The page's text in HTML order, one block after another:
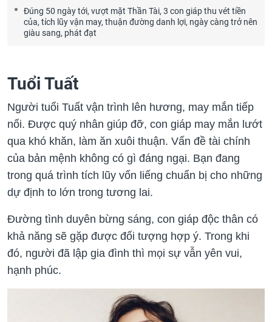
Đúng 50 ngày tới, vượt mặt Thần Tài, 3 con giáp thu vét tiền
của, tích lũy vận may, thuận đường danh lợi, ngày càng trở nên
giàu sang, phát đạt
Tuổi Tuất
Người tuổi Tuất vận trình lên hương, may mắn tiếp
nối. Được quý nhân giúp đỡ, con giáp may mắn lướt
qua khó khăn, làm ăn xuôi thuận. Vấn đề tài chính
của bản mệnh không có gì đáng ngại. Bạn đang
trong quá trình tích lũy vốn liếng chuẩn bị cho những
dự định to lớn trong tương lai.
Đường tình duyên bừng sáng, con giáp độc thân có
khả năng sẽ gặp được đối tượng hợp ý. Trong khi
đó, người đã lập gia đình thì mọi sự vẫn yên vui,
hạnh phúc.